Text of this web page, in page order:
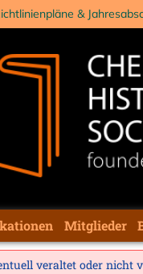
&
Mitglieder
veraltet oder nicht